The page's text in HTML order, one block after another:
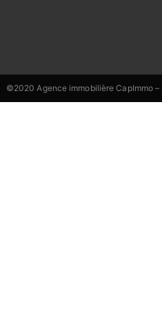
©2020 Agence immobilière CapImmo –